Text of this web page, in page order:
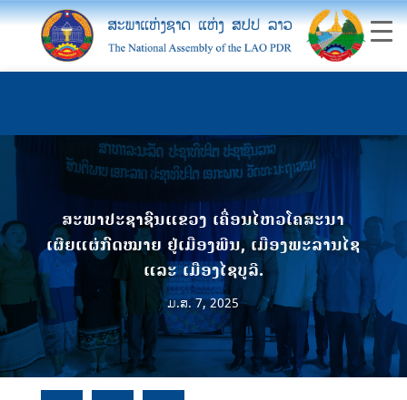
ສະພາປະຊາຊົນແຂວງ ເຄື່ອນໄຫວໂຄສະນາ
ເຜີຍແຜ່ກົດໝາຍ ຢູ່ເມືອງພີນ, ເມືອງພະລານໄຊ
ແລະ ເມືອງໄຊບູລີ.
ມ.ສ. 7, 2025